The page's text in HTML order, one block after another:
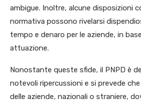
ambigue. Inoltre, alcune disposizioni
normativa possono rivelarsi
tempo e denaro per le aziende, in
attuazione.
Nonostante queste sfide, il PNPD è
notevoli ripercussioni e si prevede
delle aziende, nazionali o straniere,